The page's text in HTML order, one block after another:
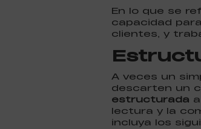
En lo que se
capacidad
clientes, y
A veces un
descarten un
estructurada
lectura y la
incluya los